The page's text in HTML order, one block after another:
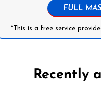
FULL
*This is a free service
Recently